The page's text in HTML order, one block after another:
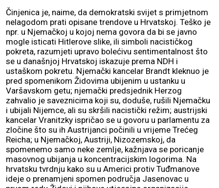
Činjenica je, naime, da demokratski svijet s primjetnom
nelagodom prati opisane trendove u Hrvatskoj. Teško je
npr. u Njemačkoj u kojoj nema govora da bi se javno
mogle isticati Hitlerove slike, ili simboli nacističkog
pokreta, razumjeti upravo bolećivu sentimentalnost što
se u današnjoj Hrvatskoj iskazuje prema NDH i
ustaškom pokretu. Njemački kancelar Brandt kleknuo je
pred spomenikom Židovima ubijenim u ustanku u
Varšavskom getu; njemački predsjednik Herzog
zahvalio je saveznicima koji su, doduše, rušili Njemačku
i ubijali Nijemce, ali su skršili nacistički režim; austrijski
kancelar Vranitzky ispričao se u govoru u parlamentu za
zločine što su ih Austrijanci počinili u vrijeme Trećeg
Reicha; u Njemačkoj, Austriji, Nizozemskoj, da
spomenemo samo neke zemlje, kažnjava se poricanje
masovnog ubijanja u koncentracijskim logorima. Na
hrvatsku tvrdnju kako su u Americi protiv Tuđmanove
ideje o prenamjeni spomen područja Jasenovac u